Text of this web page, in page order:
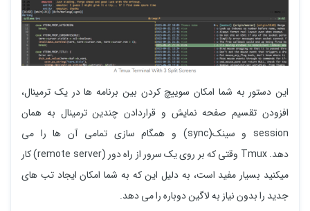
این دستور به شما امکان سوییچ کردن بین برنامه ها در یک ترمینال،
افزودن تقسیم صفحه نمایش و قراردادن چندین ترمینال به همان
session و سینک(sync) و همگام سازی تمامی آن ها را می
دهد. Tmux وقتی که بر روی یک سرور از راه دور (remote server) کار
میکنید بسیار مفید است، به دلیل این که به شما امکان ایجاد تب های
جدید را بدون نیاز به لاگین دوباره را می دهد.